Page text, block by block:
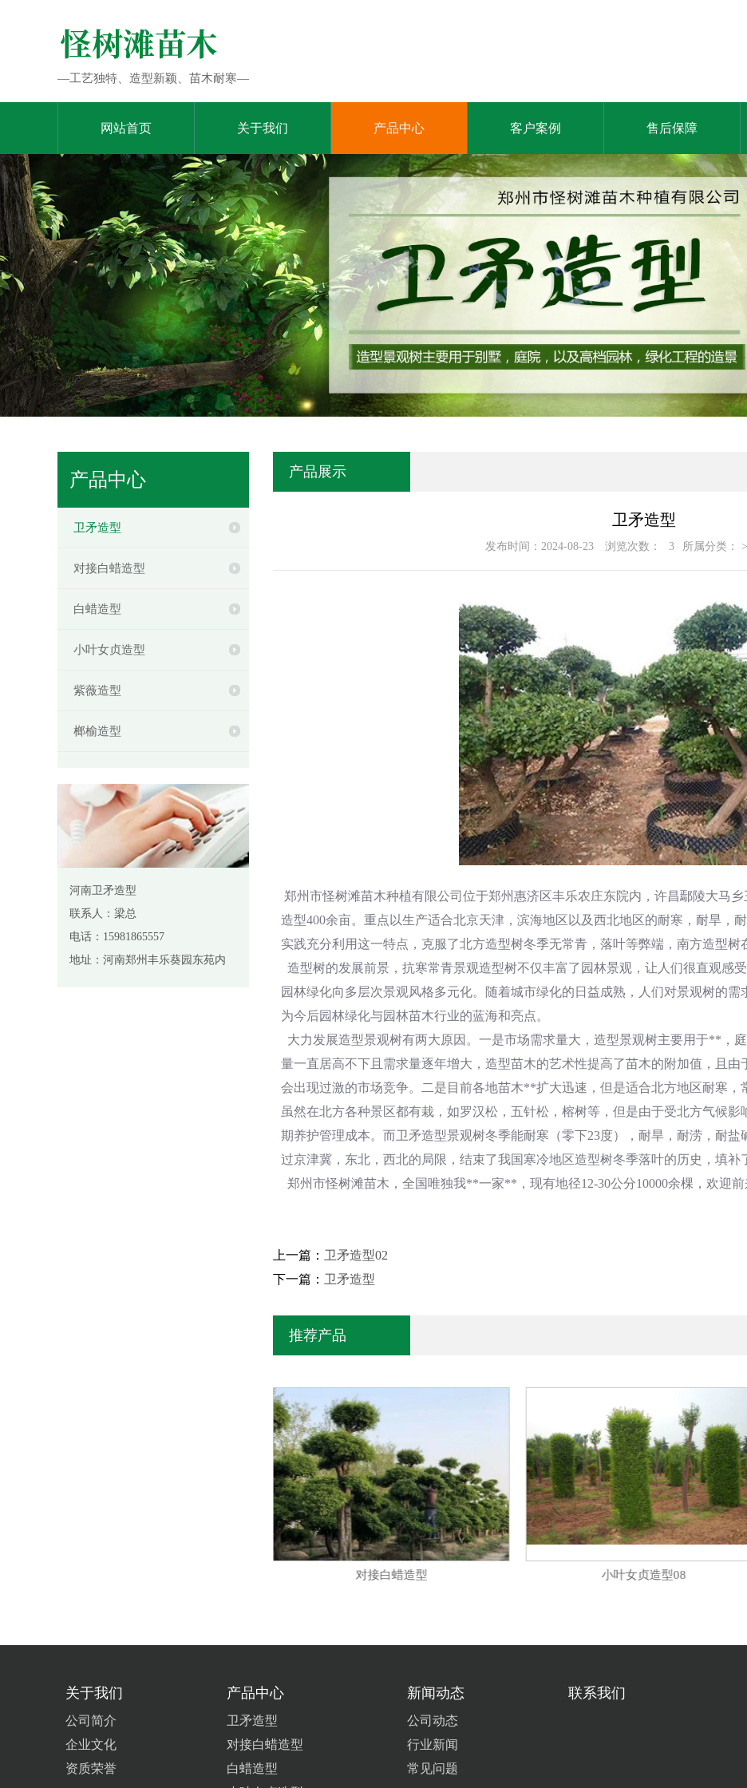
—工艺独特、造型新颖、苗木耐寒—
网站首页 关于我们 产品中心 客户案例 售后保障
产品中心
卫矛造型
对接白蜡造型
白蜡造型
小叶女贞造型
紫薇造型
榔榆造型
河南卫矛造型
联系人：梁总
电话：15981865557
地址：河南郑州丰乐葵园东苑内
产品展示
卫矛造型
发布时间：2024-08-23 浏览次数： 3 所属分类：
郑州市怪树滩苗木种植有限公司位于郑州惠济区丰乐农庄东院内，许昌鄢陵大马
造型400余亩。重点以生产适合北京天津，滨海地区以及西北地区的耐寒，耐旱，
实践充分利用这一特点，克服了北方造型树冬季无常青，落叶等弊端，南方造型树
造型树的发展前景，抗寒常青景观造型树不仅丰富了园林景观，让人们很直观感
园林绿化向多层次景观风格多元化。随着城市绿化的日益成熟，人们对景观树的
为今后园林绿化与园林苗木行业的蓝海和亮点。
大力发展造型景观树有两大原因。一是市场需求量大，造型景观树主要用于**，
量一直居高不下且需求量逐年增大，造型苗木的艺术性提高了苗木的附加值，且
会出现过激的市场竞争。二是目前各地苗木**扩大迅速，但是适合北方地区耐寒
虽然在北方各种景区都有栽，如罗汉松，五针松，榕树等，但是由于受北方气候
期养护管理成本。而卫矛造型景观树冬季能耐寒（零下23度），耐旱，耐涝，耐
过京津冀，东北，西北的局限，结束了我国寒冷地区造型树冬季落叶的历史，填补
郑州市怪树滩苗木，全国唯独我**一家**，现有地径12-30公分10000余棵，欢迎前
上一篇： 卫矛造型02
下一篇： 卫矛造型
推荐产品
对接白蜡造型 小叶女贞造型08
关于我们
公司简介
企业文化
资质荣誉
产品中心
卫矛造型
对接白蜡造型
白蜡造型
新闻动态
公司动态
行业新闻
常见问题
联系我们